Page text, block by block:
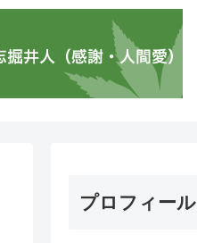
プロフィール